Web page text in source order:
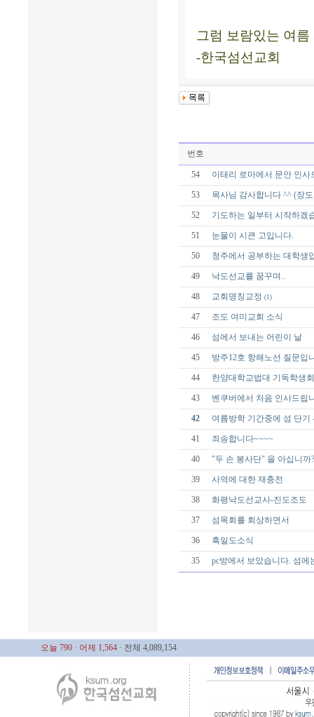
그럼 보람있는 여
-한국섬선교회
번호
54 이태리 로마에서 문안 인사
53 목사님 감사합니다 ^^ (장
52 기도하는 일부터 시작하겠
51 눈물이 시큰 고입니다.
50 청주에서 공부하는 대학생
49 낙도선교를 꿈꾸며..
48 교회명칭교정 (1)
47 조도 여미교회 소식
46 섬에서 보내는 어린이 날
45 방주12호 항해노선 질문입
44 한양대학교법대 기독학생
43 벤쿠버에서 처음 인사드립
42 여름방학 기간중에 섬 단기
41 죄송합니다~~~~
40 "두 손 봉사단" 을 아십니까?
39 사역에 대한 재충전
38 화평낙도선교사-진도조도
37 섬목회를 회상하면서
36 흑일도소식
35 pc방에서 보았습니다. 섬에
오늘 790 · 어제 1,564 · 전체 4,089,154